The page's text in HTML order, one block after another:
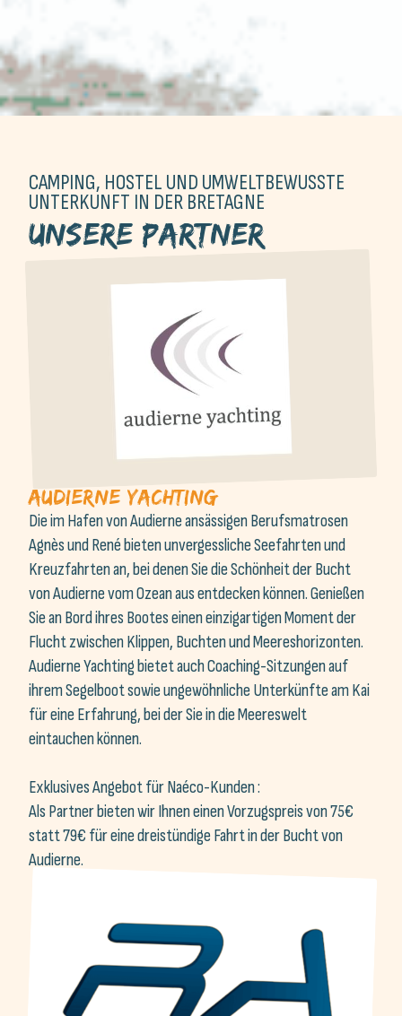
Unsere Partner
Audierne yachting
Agnès und René bieten unvergessliche Seefahrten und
Kreuzfahrten an, bei denen Sie die Schönheit der Bucht
von Audierne vom Ozean aus entdecken können. Genießen
Sie an Bord ihres Bootes einen einzigartigen Moment der
Flucht zwischen Klippen, Buchten und Meereshorizonten.
Audierne Yachting bietet auch Coaching-Sitzungen auf
ihrem Segelboot sowie ungewöhnliche Unterkünfte am Kai
für eine Erfahrung, bei der Sie in die Meereswelt
eintauchen können.
Exklusives Angebot für Naéco-Kunden :
statt 79€ für eine dreistündige Fahrt in der Bucht von
Audierne.